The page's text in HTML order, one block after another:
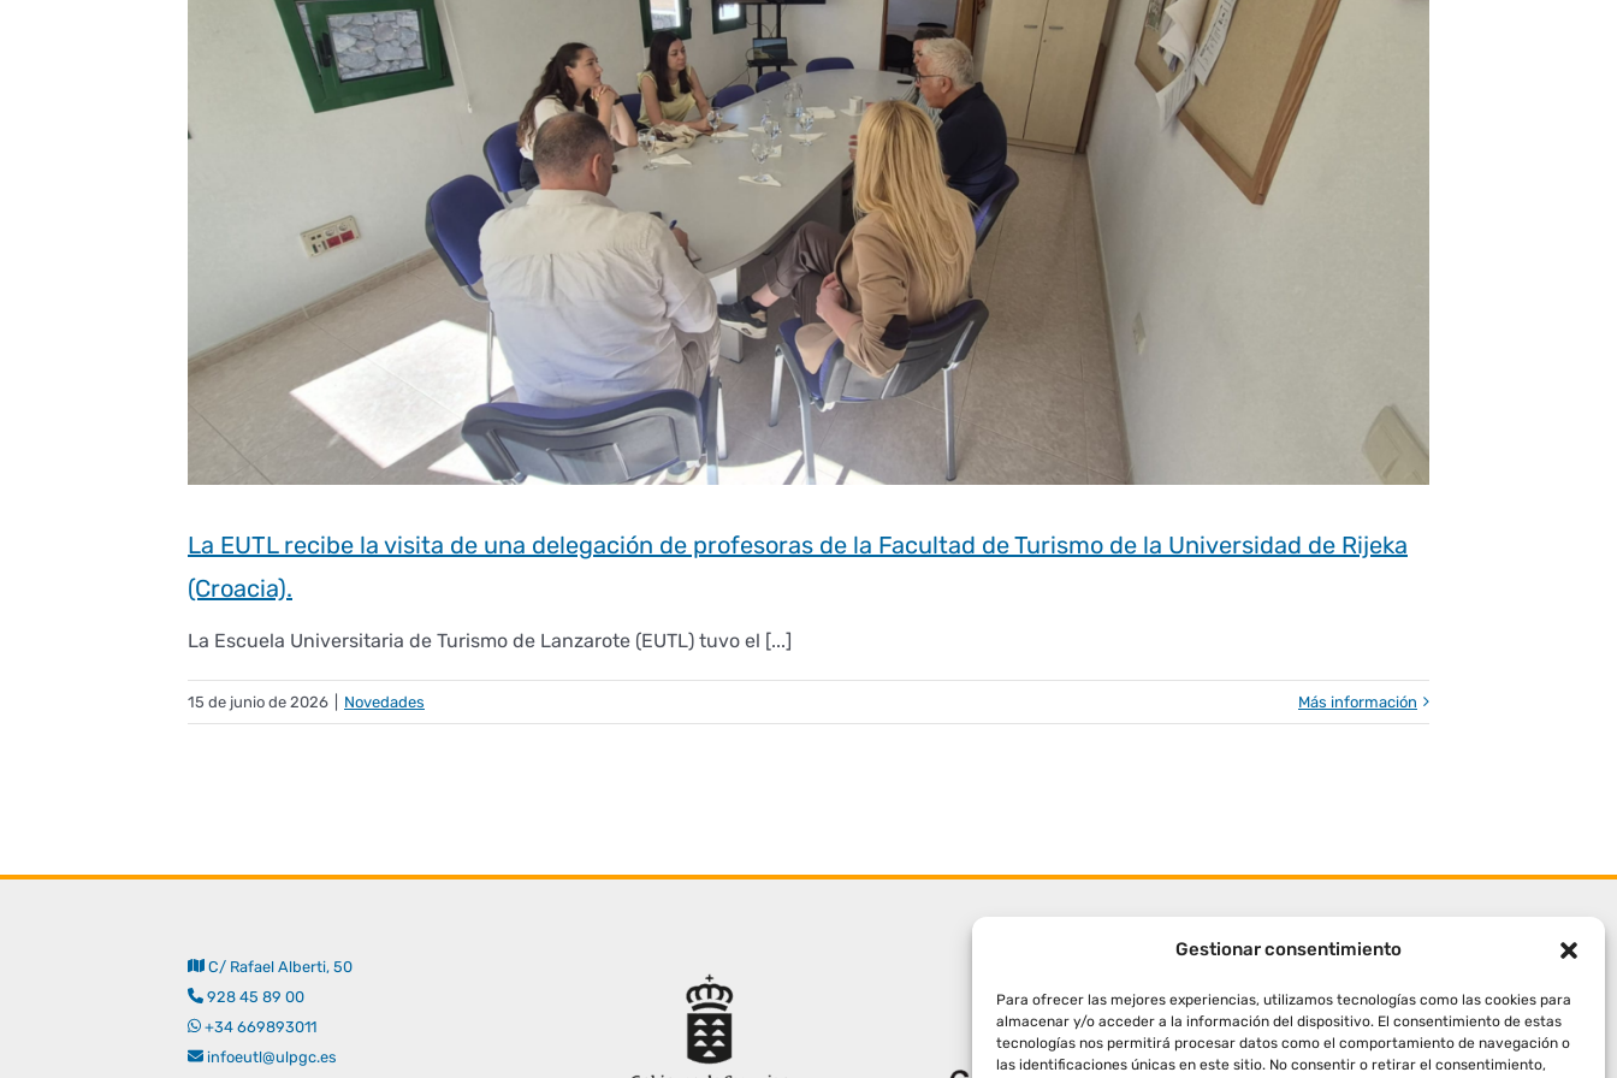
Gestionar consentimiento
Para ofrecer las mejores experiencias, utilizamos tecnologías como las cookies para
almacenar y/o acceder a la información del dispositivo. El consentimiento de estas
tecnologías nos permitirá procesar datos como el comportamiento de navegación o
las identificaciones únicas en este sitio. No consentir o retirar el consentimiento,
La EUTL recibe la visita de una delegación de profesoras de la Facultad de Turismo de la Universidad de Rijeka
(Croacia).
La Escuela Universitaria de Turismo de Lanzarote (EUTL) tuvo el [...]
15 de junio de 2026 Novedades Más información
C/ Rafael Alberti, 50
928 45 89 00
+34 669893011
infoeutl@ulpgc.es